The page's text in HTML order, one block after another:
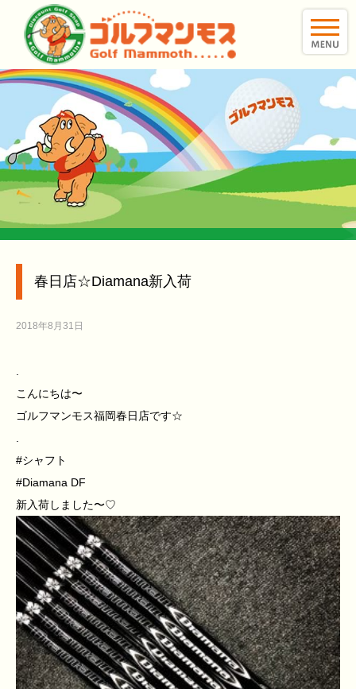
春日店☆Diamana新入荷
2018年8月31日
.
こんにちは〜
ゴルフマンモス福岡春日店です☆
.
#シャフト
#Diamana DF
新入荷しました〜♡